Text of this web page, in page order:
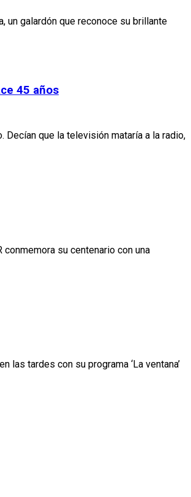
un galardón que reconoce su brillante
45 años
Decían que la televisión mataría a la radio,
conmemora su centenario con una
tardes con su programa ‘La ventana’